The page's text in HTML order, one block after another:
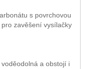
s povrchovou
zavěšení vysílačky
a obstojí i